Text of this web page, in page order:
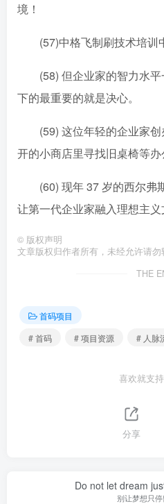
境！
(57)中格飞制刷技术培训
(58) 但企业家的智力水
下的最重要的就是决心。
(59) 这位年轻的企业家
开的小商店里寻找旧桌椅等办
(60) 现年 37 岁的西尔弗
让第一代企业家融入理想主义
© 版权声明
文章版权归作者所有，未经允许请勿
THE
首码项目
# 首码
# 项目资源 # 人脉
喜欢就支
分享
Do not let dream
别让梦想只